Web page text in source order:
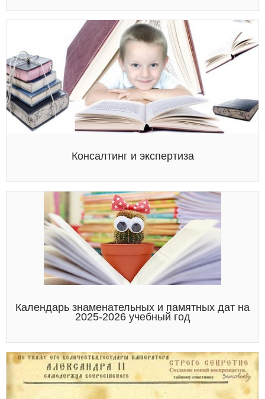
Консалтинг и экспертиза
Календарь знаменательных и памятных дат на
2025-2026 учебный год